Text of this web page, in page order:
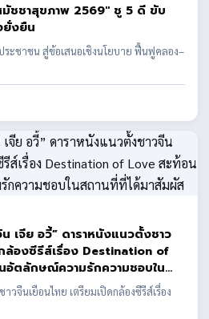
มัชชาสุขภาพ 2569" ชู 5 ดี ขับ
ยั่งยืน
ะชาชน สู่ข้อเสนอเชิงนโยบาย ฟื้นฟูคลอง–
ล้องซีรีส์เรื่อง Destination of
อัตลักษณ์ความรักความชอบใน
วจีนเยือนไทย เตรียมเปิดกล้องซีรีส์เรื่อง